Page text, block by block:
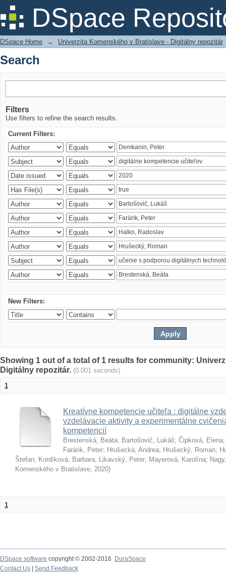
DSpace
Search
DSpace Home → Univerzita Komenského v Bratislave - Digitálny repozitár
Search
Filters
Use filters to refine the search results.
Current Filters:
New Filters:
Showing 1 out of a total of 1 results for community:
Digitálny repozitár. (0.001 seconds)
1
Kreatívne kompetencie učiteľa : digitálne
vzdelávacie aktivity a experimentálne
kompetencií
Brestenská, Beáta; Bartošovič, Lukáš; Čipková, Elena
Farárik, Peter; Hrušecká, Andrea; Hrušecký, Roman;
Štefan; Kordíková, Barbara; Likavský, Peter; Mayerová, Karolína;
Komenského v Bratislave, 2020)
1
DSpace software copyright © 2002-2016
DuraSpace
Contact Us
Send Feedback